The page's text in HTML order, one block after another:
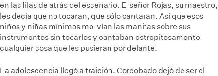
en las filas de atrás del escenario. El señor Rojas, su maestro,
les decía que no tocaran, que sólo cantaran. Así que esos
niños y niñas mínimos mo-vían las manitas sobre sus
instrumentos sin tocarlos y cantaban estrepitosamente
cualquier cosa que les pusieran por delante.
La adolescencia llegó a traición. Corcobado dejó de ser el